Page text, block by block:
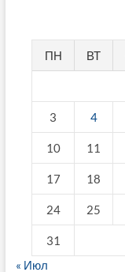
ПН ВТ
3 4
10 11
17 18
24 25
31
« Июл